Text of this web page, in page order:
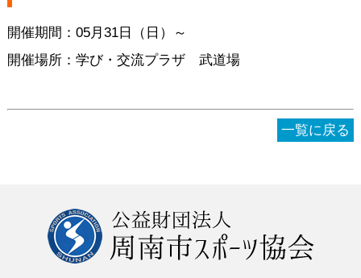
開催期間：05月31日（日）～
開催場所：学び・交流プラザ 武道場
一覧に戻る